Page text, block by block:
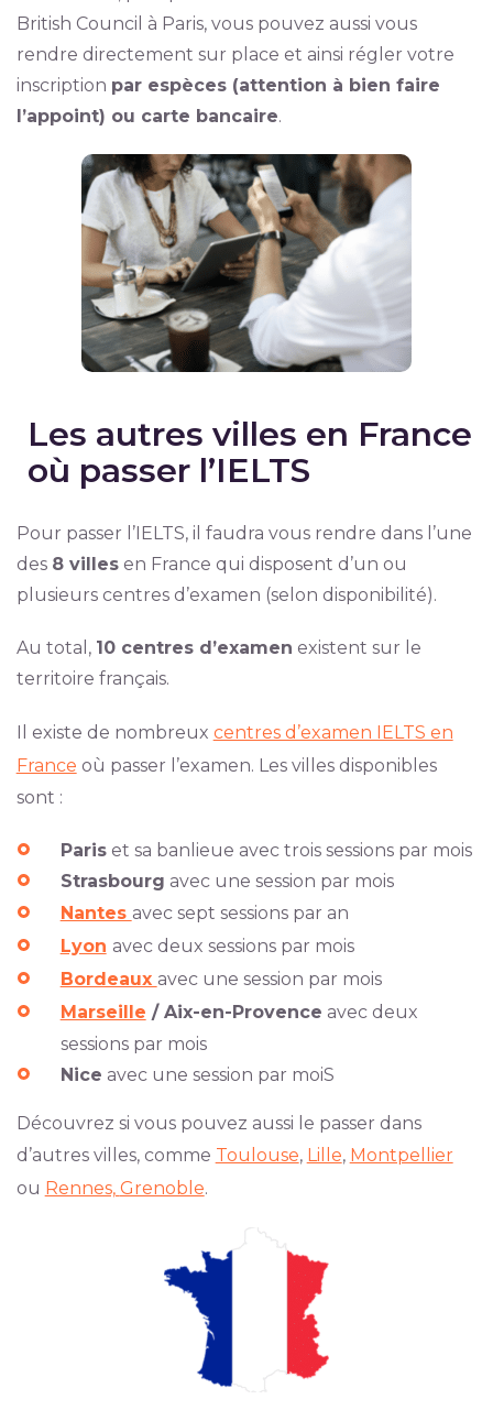
British Council à Paris, vous pouvez aussi vous
rendre directement sur place et ainsi régler votre
inscription par espèces (attention à bien faire
l’appoint) ou carte bancaire.
Les autres villes en France
où passer l’IELTS
Pour passer l’IELTS, il faudra vous rendre dans l’une
des 8 villesen France qui disposent d’un ou
plusieurs centres d’examen (selon disponibilité).
Au total, 10 centres d’examen existent sur le
territoire français.
Il existe de nombreux centres d’examen IELTS en
France où passer l’examen. Les villes disponibles
sont :
Pariset sa banlieue avec trois sessions par mois
Strasbourg avec une session par mois
Nantes avec sept sessions par an
Lyon avec deux sessions par mois
Bordeaux avec une session par mois
Marseille / Aix-en-Provence avec deux
sessions par mois
Nice avec une session par moiS
Découvrez si vous pouvez aussi le passer dans
d’autres villes, comme Toulouse, Lille, Montpellier
ou Rennes, Grenoble.